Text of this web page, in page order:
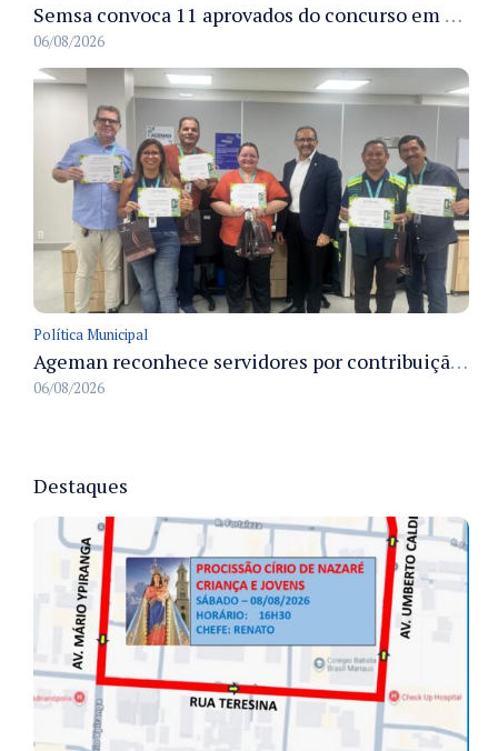
Semsa convoca 11 aprovados do concurso em Manaus para apresentação e posse até 3/9
06/08/2026
Política Municipal
Ageman reconhece servidores por contribuição à sustentabilidade no descarte de resíduos no primeiro semestre de 2026
06/08/2026
Destaques